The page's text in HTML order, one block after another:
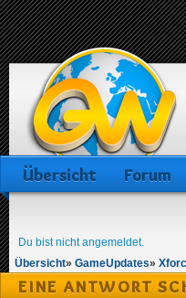
Übersicht Forum
Du bist nicht angemeldet.
Übersicht» GameUpdates»
EINE ANTWORT